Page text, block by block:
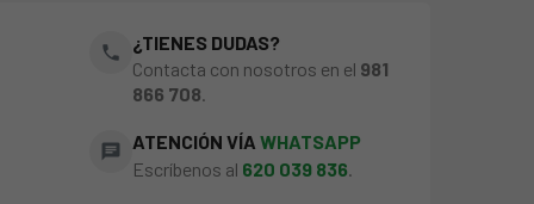
phone
¿TIENES DUDAS?
Contacta con nosotros en el 981
866 708.
chat ATENCIÓN VÍAWHATSAPP
Escríbenos al 620 039 836